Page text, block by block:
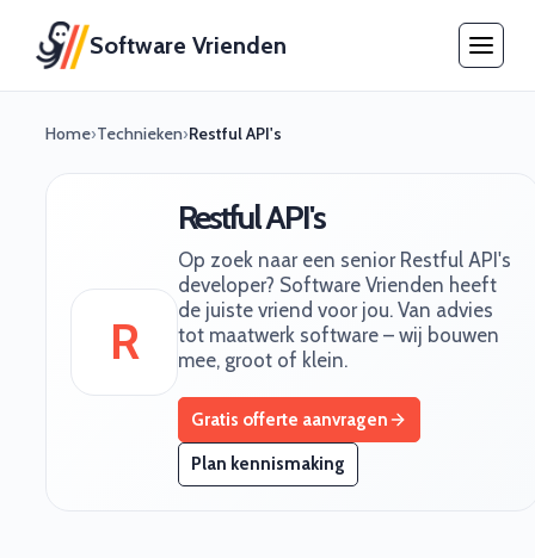
Software Vrienden
Home›Technieken›Restful API's
R
Restful API's
Op zoek naar een senior Restful API's
developer? Software Vrienden heeft
de juiste vriend voor jou. Van advies
tot maatwerk software – wij bouwen
mee, groot of klein.
Gratis offerte aanvragen
Plan kennismaking